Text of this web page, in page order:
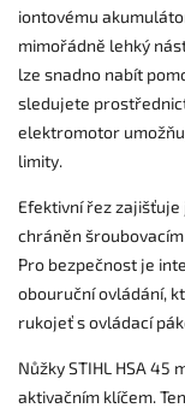
iontovému
mimořádně lehký
lze snadno nabít
sledujete
elektromotor
limity.
Efektivní řez
chráněn
Pro bezpečnost je
obouruční ovládání,
rukojeť s ovládací
Nůžky STIHL HSA 45
aktivačním klíčem.